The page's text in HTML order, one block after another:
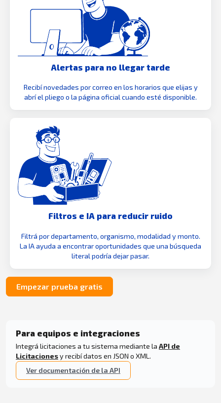
Alertas para no llegar tarde
Recibí novedades por correo en los horarios que elijas y
abrí el pliego o la página oficial cuando esté disponible.
Filtros e IA para reducir ruido
Filtrá por departamento, organismo, modalidad y monto.
La IA ayuda a encontrar oportunidades que una búsqueda
literal podría dejar pasar.
Empezar prueba gratis
Para equipos e integraciones
Integrá licitaciones a tu sistema mediante la API de
Licitacionesy recibí datos en JSON o XML.
Ver documentación de la API